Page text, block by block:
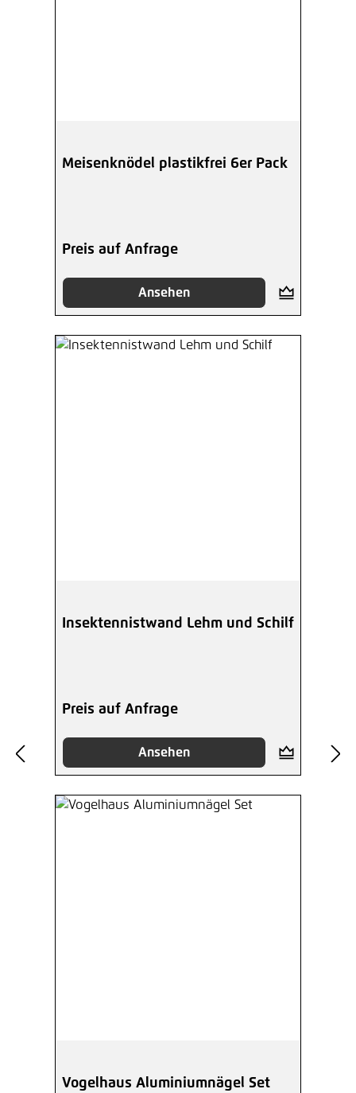
Meisenknödel plastikfrei 6er Pack
Preis auf Anfrage
Ansehen
Insektennistwand Lehm und Schilf
Preis auf Anfrage
Ansehen
Vogelhaus Aluminiumnägel Set